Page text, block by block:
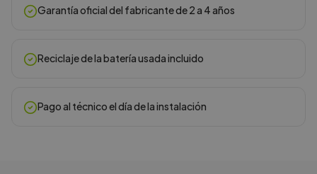
Garantía oficial del fabricante de 2 a 4 años
Reciclaje de la batería usada incluido
Pago al técnico el día de la instalación